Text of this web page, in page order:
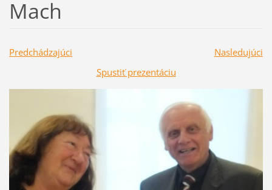
Mach
Predchádzajúci
Nasledujúci
Spustiť prezentáciu